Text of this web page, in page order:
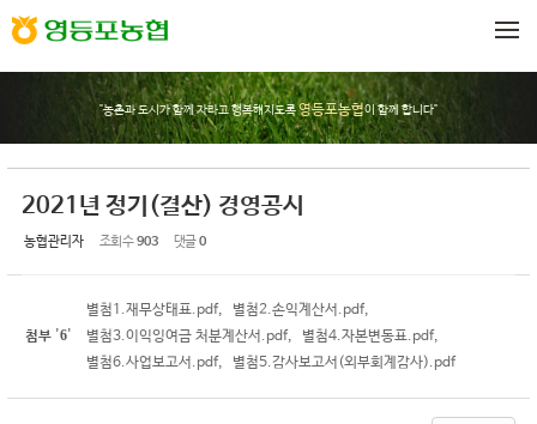
"농촌과 도시가 함께 자라고 행복해지도록영등포농협이 함께 합니다"
2021년 정기(결산) 경영공시
농협관리자 조회 수903 댓글0
첨부 '6'
별첨1.재무상태표.pdf, 별첨2.손익계산서.pdf,
별첨3.이익잉여금 처분계산서.pdf, 별첨4.자본변동표.pdf,
별첨6.사업보고서.pdf, 별첨5.감사보고서(외부회계감사).pdf